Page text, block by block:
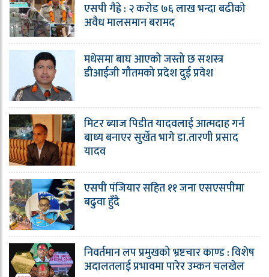
एसपी गैह्रे : २ करोड ७६ लाख भन्दा बढीको
अवैध मालसमान बरामद
मधेसमा बाघ आएको जस्तो छ सशस्त्र
डीआईजी गौतमको प्रदेश दुई प्रवेश
मिटर ब्याज पिडीत यादवलाई आत्मदाह गर्न
बाध्य बनाएर सुर्खेत भागे डा.तारणी प्रसाद
यादव
एसपी पंजियार सहित ११ जना एसएसपीमा
बढुवा हुँदै
निवर्तमान लप प्रमुखको भ्रष्टचार काण्ड : विशेष
अदालतलाई प्रभावमा पारेर उम्कन चलखेल